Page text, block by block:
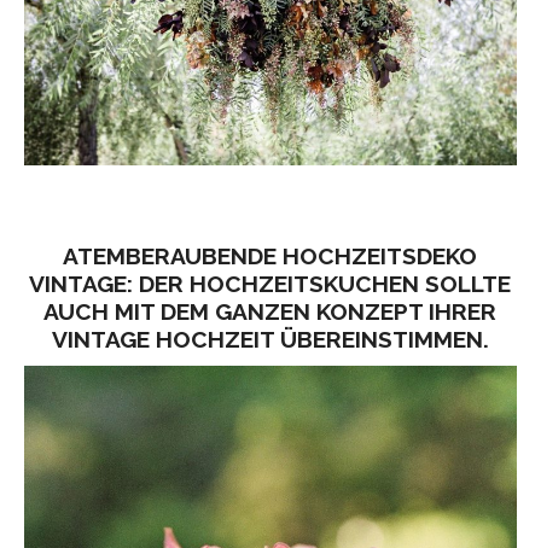
ATEMBERAUBENDE HOCHZEITSDEKO
VINTAGE: DER HOCHZEITSKUCHEN SOLLTE
AUCH MIT DEM GANZEN KONZEPT IHRER
VINTAGE HOCHZEIT ÜBEREINSTIMMEN.